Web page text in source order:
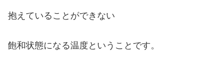
抱えていることができない
飽和状態になる温度ということです。